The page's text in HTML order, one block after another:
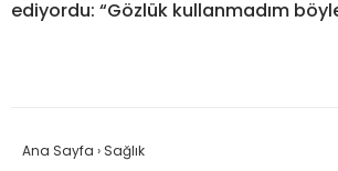
ediyordu: “Gözlük kullanmadım
Ana Sayfa › Sağlık